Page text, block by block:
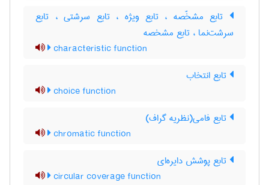
تابع مشخّصه ، تابع ویژه ، تابع سرشتی ، تابع
سرشت‌نما ، تابع مشخصه
characteristic function
تابع انتخاب
choice function
تابع فامی(نظریه گراف)
chromatic function
تابع پوشش دایره‌ای
circular coverage function